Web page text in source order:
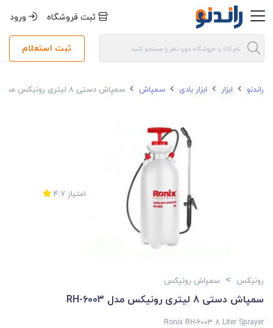
ثبت فروشگاه ورود
ثبت استعلام
راندنو ابزار ابزار بادی سمپاش سمپاش دستی 8 لیتری رونیکس مدل RH-6003
امتیاز 4.7
رونیکس > سمپاش رونیکس
سمپاش دستی 8 لیتری رونیکس مدل RH-6003
Ronix RH-6003 8 Liter Sprayer